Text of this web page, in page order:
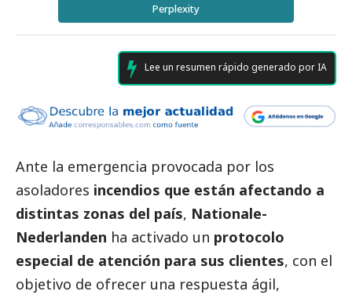
Perplexity
Lee un resumen rápido generado por IA
Ante la emergencia provocada por los
asoladores incendios que están afectando a
distintas zonas del país, Nationale-
Nederlanden ha activado un protocolo
especial de atención para sus clientes, con el
objetivo de ofrecer una respuesta ágil,